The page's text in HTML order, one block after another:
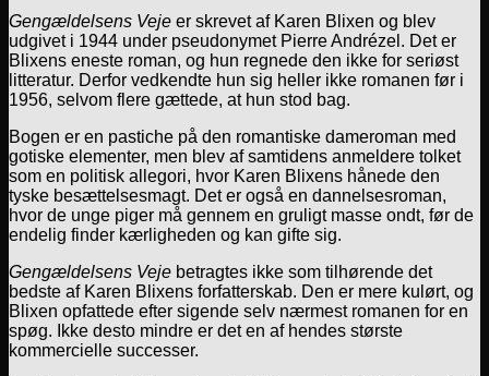
Gengældelsens Veje er skrevet af Karen Blixen og blev
udgivet i 1944 under pseudonymet Pierre Andrézel. Det er
Blixens eneste roman, og hun regnede den ikke for seriøst
litteratur. Derfor vedkendte hun sig heller ikke romanen før i
1956, selvom flere gættede, at hun stod bag.
Bogen er en pastiche på den romantiske dameroman med
gotiske elementer, men blev af samtidens anmeldere tolket
som en politisk allegori, hvor Karen Blixens hånede den
tyske besættelsesmagt. Det er også en dannelsesroman,
hvor de unge piger må gennem en gruligt masse ondt, før de
endelig finder kærligheden og kan gifte sig.
Gengældelsens Veje betragtes ikke som tilhørende det
bedste af Karen Blixens forfatterskab. Den er mere kulørt, og
Blixen opfattede efter sigende selv nærmest romanen for en
spøg. Ikke desto mindre er det en af hendes største
kommercielle successer.